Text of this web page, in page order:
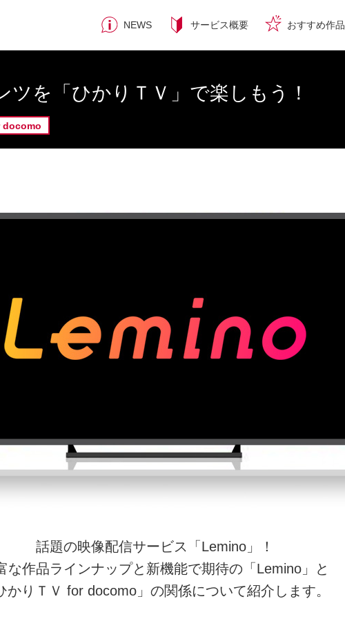
NEWS サービス概要 おすすめ作品
ツを「ひかりＴＶ」で楽しもう！
docomo
話題の映像配信サービス「Lemino」！
な作品ラインナップと新機能で期待の「Lemino」と
かりＴＶ for docomo」の関係について紹介します。